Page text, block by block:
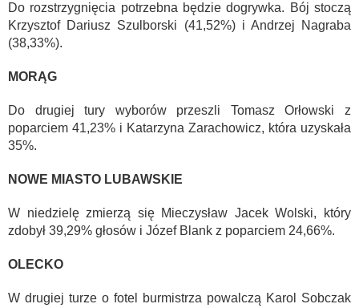
Do rozstrzygnięcia potrzebna będzie dogrywka. Bój stoczą
Krzysztof Dariusz Szulborski (41,52%) i Andrzej Nagraba
(38,33%).
MORĄG
Do drugiej tury wyborów przeszli Tomasz Orłowski z
poparciem 41,23% i Katarzyna Zarachowicz, która uzyskała
35%.
NOWE MIASTO LUBAWSKIE
W niedzielę zmierzą się Mieczysław Jacek Wolski, który
zdobył 39,29% głosów i Józef Blank z poparciem 24,66%.
OLECKO
W drugiej turze o fotel burmistrza powalczą Karol Sobczak